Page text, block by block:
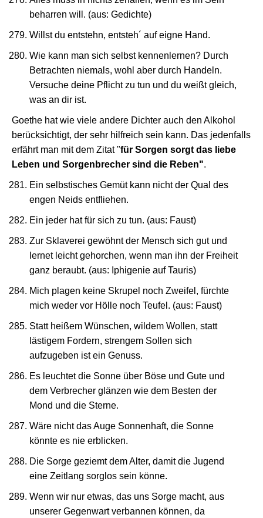
beharren will. (aus: Gedichte)
Willst du entstehn, entsteh´ auf eigne Hand.
Wie kann man sich selbst kennenlernen? Durch
Betrachten niemals, wohl aber durch Handeln.
Versuche deine Pflicht zu tun und du weißt gleich,
was an dir ist.
Goethe hat wie viele andere Dichter auch den Alkohol
berücksichtigt, der sehr hilfreich sein kann. Das jedenfalls
erfährt man mit dem Zitat "für Sorgen sorgt das liebe
Leben und Sorgenbrecher sind die Reben".
Ein selbstisches Gemüt kann nicht der Qual des
engen Neids entfliehen.
Ein jeder hat für sich zu tun. (aus: Faust)
Zur Sklaverei gewöhnt der Mensch sich gut und
lernet leicht gehorchen, wenn man ihn der Freiheit
ganz beraubt. (aus: Iphigenie auf Tauris)
Mich plagen keine Skrupel noch Zweifel, fürchte
mich weder vor Hölle noch Teufel. (aus: Faust)
Statt heißem Wünschen, wildem Wollen, statt
lästigem Fordern, strengem Sollen sich
aufzugeben ist ein Genuss.
Es leuchtet die Sonne über Böse und Gute und
dem Verbrecher glänzen wie dem Besten der
Mond und die Sterne.
Wäre nicht das Auge Sonnenhaft, die Sonne
könnte es nie erblicken.
Die Sorge geziemt dem Alter, damit die Jugend
eine Zeitlang sorglos sein könne.
Wenn wir nur etwas, das uns Sorge macht, aus
unserer Gegenwart verbannen können, da